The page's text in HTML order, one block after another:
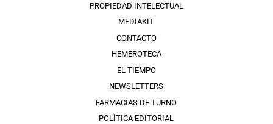
PROPIEDAD INTELECTUAL
MEDIAKIT
CONTACTO
HEMEROTECA
EL TIEMPO
NEWSLETTERS
FARMACIAS DE TURNO
POLÍTICA EDITORIAL